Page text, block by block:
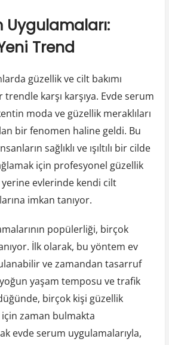
Uygulamaları:
Trend
güzellik ve cilt bakımı
karşı karşıya. Evde serum
moda ve güzellik meraklıları
bir fenomen haline geldi. Bu
sağlıklı ve ışıltılı bir cilde
için profesyonel güzellik
evlerinde kendi cilt
imkan tanıyor.
popülerliği, birçok
İlk olarak, bu yöntem ev
ve zamandan tasarruf
yaşam temposu ve trafik
birçok kişi güzellik
zaman bulmakta
evde serum uygulamalarıyla,